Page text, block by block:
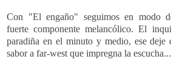
Con "El engaño" seguimos en modo
fuerte componente melancólico. El
paradiña en el minuto y medio, ese deje
sabor a far-west que impregna la